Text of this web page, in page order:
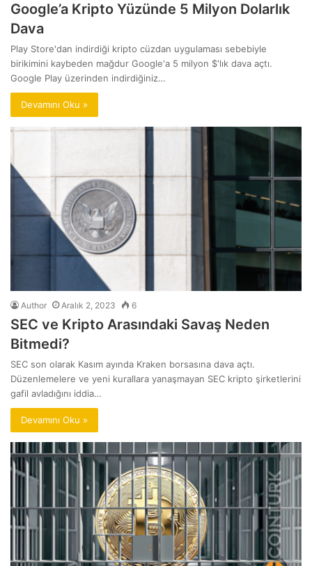
Google’a Kripto Yüzünde 5 Milyon Dolarlık
Dava
Play Store'dan indirdiği kripto cüzdan uygulaması sebebiyle
birikimini kaybeden mağdur Google'a 5 milyon $'lık dava açtı.
Google Play üzerinden indirdiğiniz…
Devamını Oku »
Author Aralık 2, 2023 6
SEC ve Kripto Arasındaki Savaş Neden
Bitmedi?
SEC son olarak Kasım ayında Kraken borsasına dava açtı.
Düzenlemelere ve yeni kurallara yanaşmayan SEC kripto şirketlerini
gafil avladığını iddia…
Devamını Oku »